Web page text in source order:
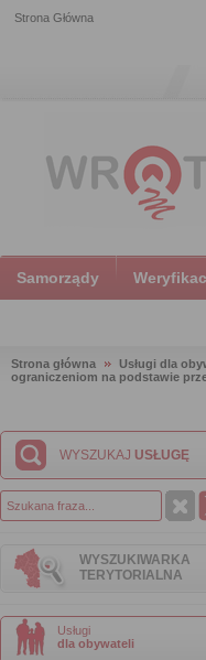
Strona Główna
Samorządy
Strona główna Usługi dla
ograniczeniom na podstawie
WYSZUKAJ USŁUGĘ
WYSZUKIWARKA
TERYTORIALNA
Usługi
dla obywateli